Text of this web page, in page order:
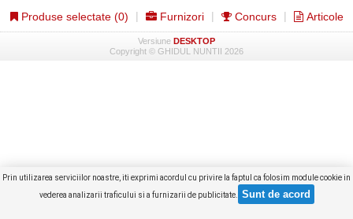
Prin utilizarea serviciilor noastre, iti exprimi acordul cu privire la faptul ca folosim module cookie in
vederea analizarii traficului si a furnizarii de publicitate.
Produse selectate (0) Furnizori Concurs Articole
Versiune DESKTOP
Copyright © GHIDUL NUNTII 2026